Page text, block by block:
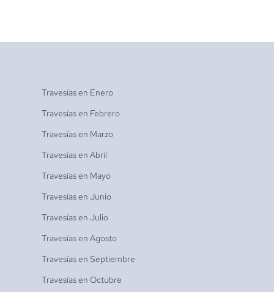
Travesías en Enero
Travesías en Febrero
Travesías en Marzo
Travesías en Abril
Travesías en Mayo
Travesías en Junio
Travesías en Julio
Travesías en Agosto
Travesías en Septiembre
Travesías en Octubre